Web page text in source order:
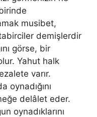
musibet,
tabirciler demişlerdir
görse, bir
Yahut halk
varır.
oynadığını
delâlet eder.
oynadıklarını